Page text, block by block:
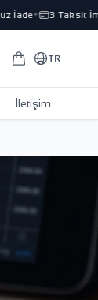
✦ 3 Taksit İmkanı ✦
TR
İletişim